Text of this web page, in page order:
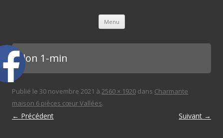
Menu Aller au contenu principal
Salon 1-min
Publié le 30 novembre 2021 à 2560 × 1920 dans Charmante
maison 6 pièces cœur Vallées.
← Précédent Suivant →